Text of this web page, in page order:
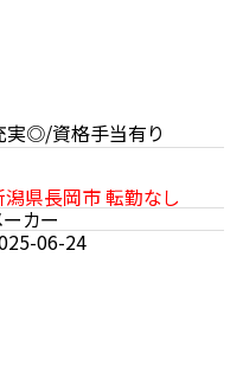
実◎/資格手当有り
潟県長岡市 転勤なし
ーカー
06-24